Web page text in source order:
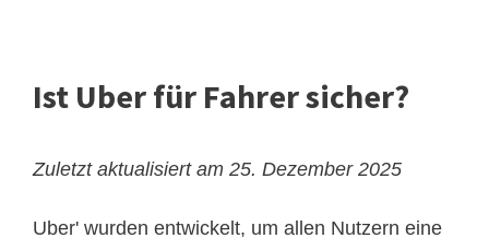
Ist Uber für Fahrer sicher?
Zuletzt aktualisiert am 25. Dezember 2025
Uber' wurden entwickelt, um allen Nutzern eine